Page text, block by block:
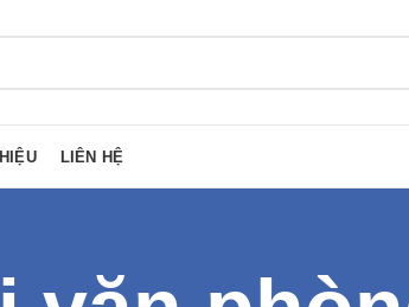
LIÊN HỆ